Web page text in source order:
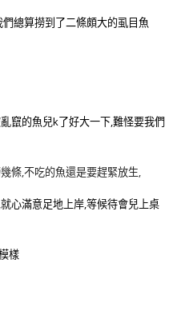
總算撈到了二條頗大的虱目魚
竄的魚兒k了好大一下,難怪要我們
條,不吃的魚還是要趕緊放生,
心滿意足地上岸,等候待會兒上桌
樣